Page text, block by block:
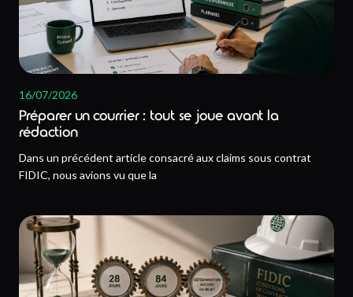
16/07/2026
Préparer un courrier : tout se joue avant la
rédaction
Dans un précédent article consacré aux claims sous contrat
FIDIC, nous avions vu que la